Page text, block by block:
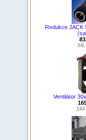
Redukce JACK
Ventilátor